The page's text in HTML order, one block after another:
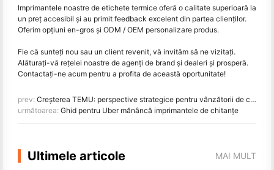
Imprimantele noastre de etichete termice oferă o calitate superioară la
un preț accesibil și au primit feedback excelent din partea clienților.
Oferim opțiuni en-gros și ODM / OEM personalizare produs.
Fie că sunteți nou sau un client revenit, vă invităm să ne vizitați.
Alăturați-vă rețelei noastre de agenți de brand și dealeri și prosperă.
Contactați-ne acum pentru a profita de această oportunitate!
prev: Creșterea TEMU: perspective strategice pentru vânzătorii de comerț electronic transfrontalier
următoarea: Ghid pentru Uber mănâncă imprimantele de chitanțe
Ultimele articole MAI MULT